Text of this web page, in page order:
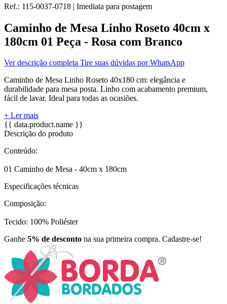
Ref.: 115-0037-0718 | Imediata para postagem
Caminho de Mesa Linho Roseto 40cm x
180cm 01 Peça - Rosa com Branco
Ver descrição completa Tire suas dúvidas por WhatsApp
Caminho de Mesa Linho Roseto 40x180 cm: elegância e
durabilidade para mesa posta. Linho com acabamento premium,
fácil de lavar. Ideal para todas as ocasiões.
+ Ler mais
{{ data.product.name }}
Descrição do produto
Conteúdo:
01 Caminho de Mesa - 40cm x 180cm
Especificações técnicas
Composição:
Tecido: 100% Poliéster
Ganhe 5% de desconto na sua primeira compra. Cadastre-se!